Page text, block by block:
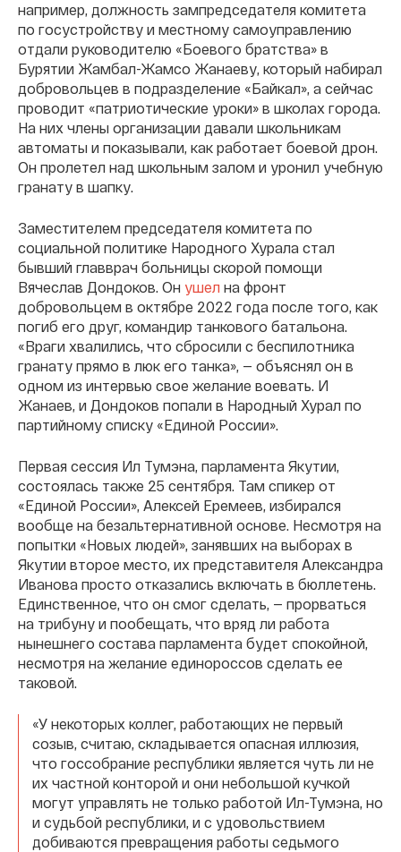
например, должность зампредседателя комитета
по госустройству и местному самоуправлению
отдали руководителю «Боевого братства» в
Бурятии Жамбал-Жамсо Жанаеву, который набирал
добровольцев в подразделение «Байкал», а сейчас
проводит «патриотические уроки» в школах города.
На них члены организации давали школьникам
автоматы и показывали, как работает боевой дрон.
Он пролетел над школьным залом и уронил учебную
гранату в шапку.
Заместителем председателя комитета по
социальной политике Народного Хурала стал
бывший главврач больницы скорой помощи
Вячеслав Дондоков. Он ушел на фронт
добровольцем в октябре 2022 года после того, как
погиб его друг, командир танкового батальона.
«Враги хвалились, что сбросили с беспилотника
гранату прямо в люк его танка», — объяснял он в
одном из интервью свое желание воевать. И
Жанаев, и Дондоков попали в Народный Хурал по
партийному списку «Единой России».
Первая сессия Ил Тумэна, парламента Якутии,
состоялась также 25 сентября. Там спикер от
«Единой России», Алексей Еремеев, избирался
вообще на безальтернативной основе. Несмотря на
попытки «Новых людей», занявших на выборах в
Якутии второе место, их представителя Александра
Иванова просто отказались включать в бюллетень.
Единственное, что он смог сделать, — прорваться
на трибуну и пообещать, что вряд ли работа
нынешнего состава парламента будет спокойной,
несмотря на желание единороссов сделать ее
таковой.
«У некоторых коллег, работающих не первый
созыв, считаю, складывается опасная иллюзия,
что госсобрание республики является чуть ли не
их частной конторой и они небольшой кучкой
могут управлять не только работой Ил-Тумэна, но
и судьбой республики, и с удовольствием
добиваются превращения работы седьмого